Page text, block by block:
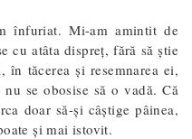
înfuriat. Mi-am amintit de
cu atâta dispreț, fără să știe
în tăcerea și resemnarea ei,
se obosise să o vadă. Că
doar să-și câștige pâinea,
și mai istovit.